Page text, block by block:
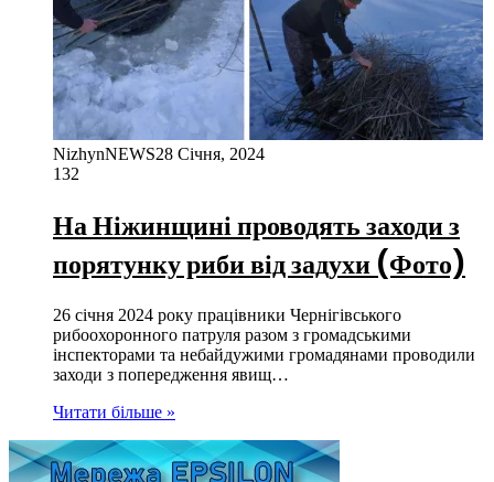
NizhynNEWS28 Січня, 2024
132
На Ніжинщині проводять заходи з
порятунку риби від задухи (Фото)
26 січня 2024 року працівники Чернігівського
рибоохоронного патруля разом з громадськими
інспекторами та небайдужими громадянами проводили
заходи з попередження явищ…
Читати більше »